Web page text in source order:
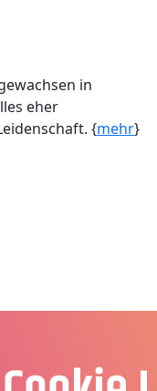
in
eher
{mehr}